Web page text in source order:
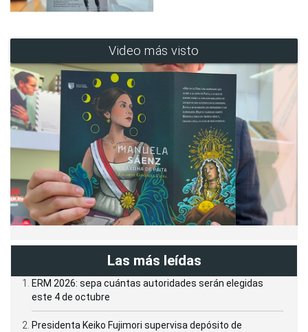
Video más visto
Las más leídas
ERM 2026: sepa cuántas autoridades serán elegidas
este 4 de octubre
Presidenta Keiko Fujimori supervisa depósito de